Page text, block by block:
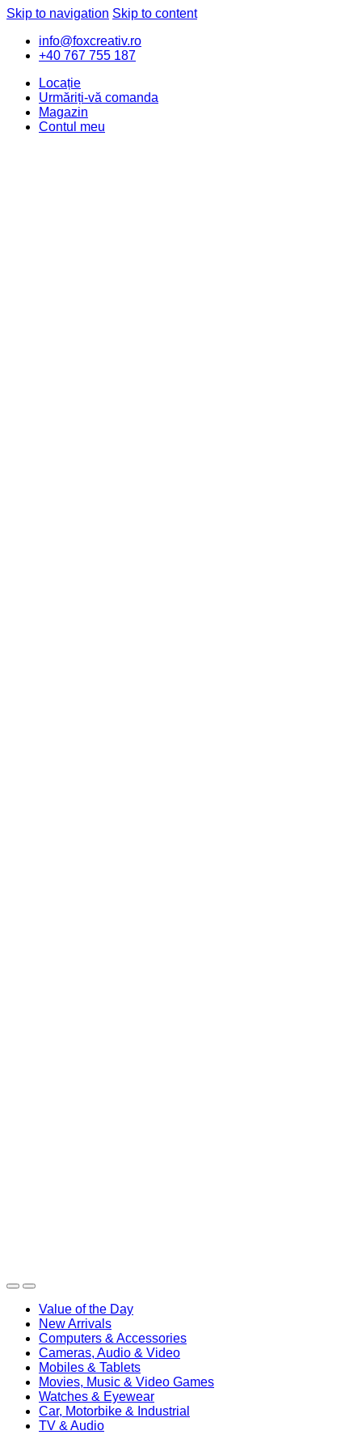
Skip to navigation Skip to content
info@foxcreativ.ro
+40 767 755 187
Locație
Urmăriți-vă comanda
Magazin
Contul meu
Value of the Day
New Arrivals
Computers & Accessories
Cameras, Audio & Video
Mobiles & Tablets
Movies, Music & Video Games
Watches & Eyewear
Car, Motorbike & Industrial
TV & Audio